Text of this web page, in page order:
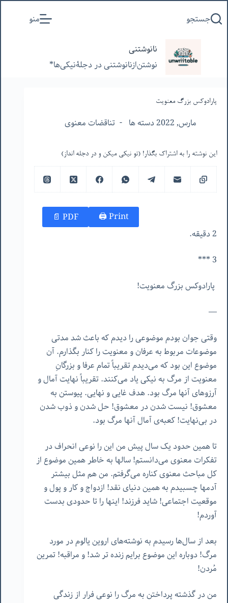
به
جستجو منو
نانوشتنی
نوشتن‌از‌نانوشتنی‌ در‌ دجلۀنیکی‌ها*
پارادوکس بزرگ معنویت
مارس, 2022 دسته ها تناقضات معنوی
این نوشته را به اشتراک بگذار! (تو نیکی میکن و در دجله انداز)
Print 🖨
PDF 📄
2 دقیقه.
3 ***
پارادوکس بزرگ معنویت!
—
وقتی جوان بودم موضوعی را دیدم که باعث شد مدتی
موضوعات مربوط به عرفان و معنویت را کنار بگذارم. آن
موضوع این بود که می‌دیدم تقریباً تمام عرفا و بزرگانِ
معنویت از مرگ به نیکی یاد می‌کنند. تقریباً نهایت آمال و
آرزوهای آنها مرگ بود. هدف غایی و نهایی. پیوستن به
معشوق! نیست شدن در معشوق! حل شدن و ذوب شدن
در بی‌نهایت! کعبه‌ی آمال آنها مرگ بود.
تا همین حدود یک سال پیش من این را نوعی انحراف در
تفکرات معنوی می‌دانستم! سالها به خاطر همین موضوع از
کل مباحث معنوی کناره می‌گرفتم. من هم مثل بیشتر
آدمها چسبیدم به همین دنیای نقد! ازدواج و کار و پول و
موقعیت اجتماعی! شاید فرزند! اینها را تا حدودی بدست
آوردم!
بعد از سال‌ها رسیدم به نوشته‌های اروین یالوم در مورد
مرگ! دوباره این موضوع برایم زنده تر شد! و مراقبه! تمرین
مُردن!
من در گذشته پرداختن به مرگ را نوعی فرار از زندگی